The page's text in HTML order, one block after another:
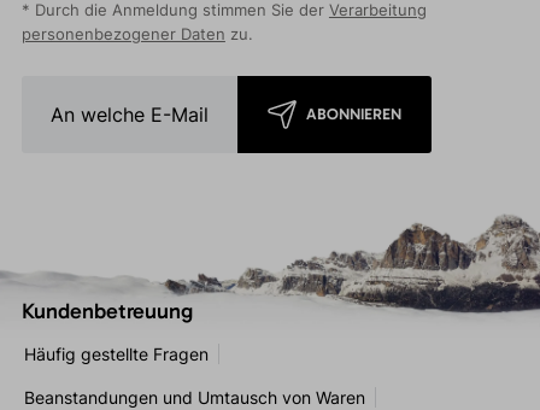
* Durch die Anmeldung stimmen Sie der Verarbeitung
personenbezogener Daten zu.
ABONNIEREN
Kundenbetreuung
Häufig gestellte Fragen
Beanstandungen und Umtausch von Waren